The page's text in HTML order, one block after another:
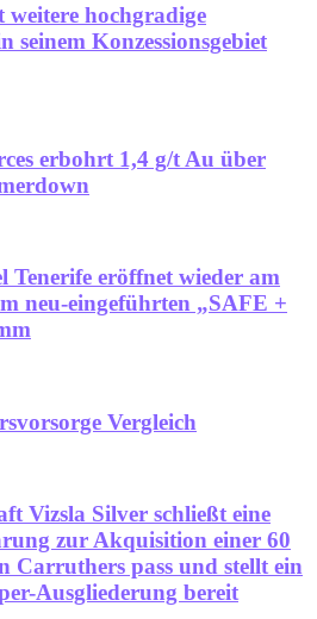
weitere hochgradige
seinem Konzessionsgebiet
erbohrt 1,4 g/t Au über
Tenerife eröffnet wieder am
neu-eingeführten „SAFE +
Vergleich
Vizsla Silver schließt eine
zur Akquisition einer 60
Carruthers pass und stellt ein
Ausgliederung bereit